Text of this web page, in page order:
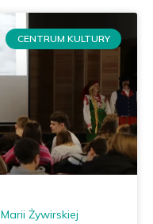
CENTRUM KULTURY
Żywirskiej